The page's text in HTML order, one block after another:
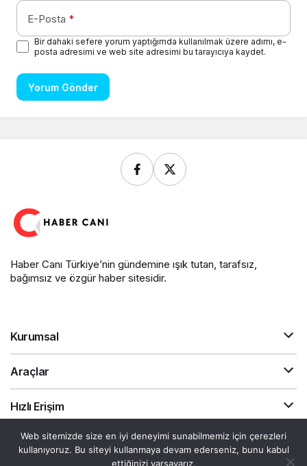
E-Posta *
Bir dahaki sefere yorum yaptığımda kullanılmak üzere adımı, e-
posta adresimi ve web site adresimi bu tarayıcıya kaydet.
Yorum Gönder
Haber Canı Türkiye’nin gündemine ışık tutan, tarafsız,
bağımsız ve özgür haber sitesidir.
Kurumsal
Araçlar
Hızlı Erişim
Gizlilik Sözleşmesi Akış Canlı Döviz
Web sitemizde size en iyi deneyimi sunabilmemiz için çerezleri
kullanıyoruz. Bu siteyi kullanmaya devam ederseniz, bunu kabul
ettiğinizi varsayarız.